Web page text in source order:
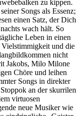
zu kippen.
Songs als Essenz;
einen Satz, der Dich
wach hält. So
Leben in einen
und die
nicht
Jakobs, Milo Milone
Chöre und leihen
Songs in direkter
an der skurrilen
virtuosen
neue Musiker wie